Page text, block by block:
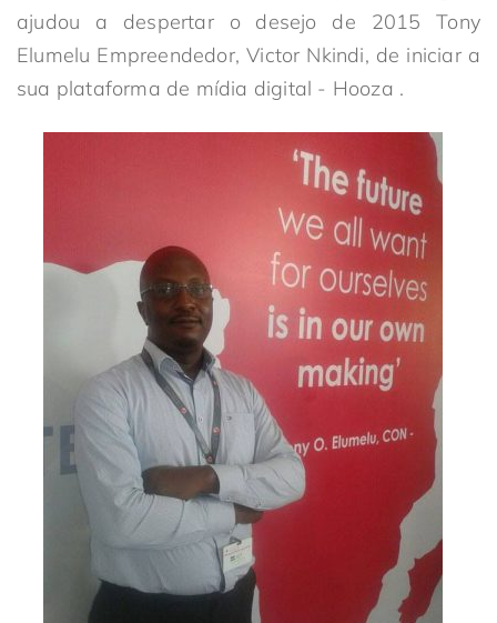
ajudou a despertar o desejo de 2015 Tony
Elumelu Empreendedor, Victor Nkindi, de iniciar a
sua plataforma de mídia digital - Hooza .